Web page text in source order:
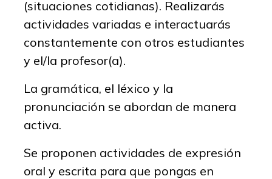
(situaciones cotidianas). Realizarás
actividades variadas e interactuarás
constantemente con otros estudiantes
y el/la profesor(a).
La gramática, el léxico y la
pronunciación se abordan de manera
activa.
Se proponen actividades de expresión
oral y escrita para que pongas en